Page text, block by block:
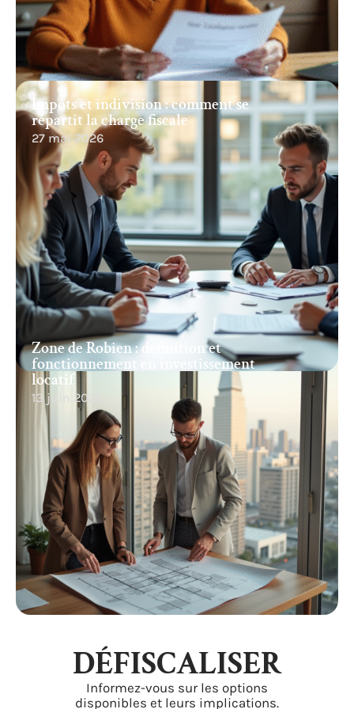
Zone de Robien : définition et
fonctionnement en investissement
locatif
13 juin 2026
Impôts et indivision : comment se
répartit la charge fiscale
27 mai 2026
DÉFISCALISER
Informez-vous sur les options
disponibles et leurs implications.